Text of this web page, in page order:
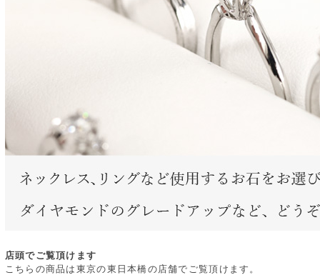
店頭でご覧頂けます
こちらの商品は東京の東日本橋の店舗でご覧頂けます。